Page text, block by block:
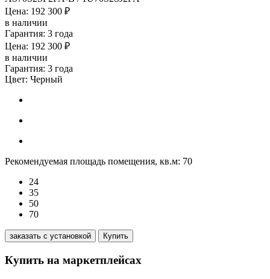
Цена: 192 300 ₽
в наличии
Гарантия: 3 года
Цена: 192 300 ₽
в наличии
Гарантия: 3 года
Цвет: Черный
Рекомендуемая площадь помещения, кв.м: 70
24
35
50
70
заказать с установкой Купить
Купить на маркетплейсах